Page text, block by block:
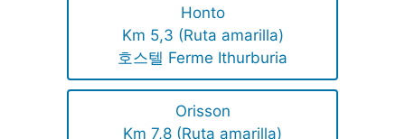
Honto
Km 5,3 (Ruta amarilla)
호스텔 Ferme Ithurburia
Orisson
Km 7,8 (Ruta amarilla)